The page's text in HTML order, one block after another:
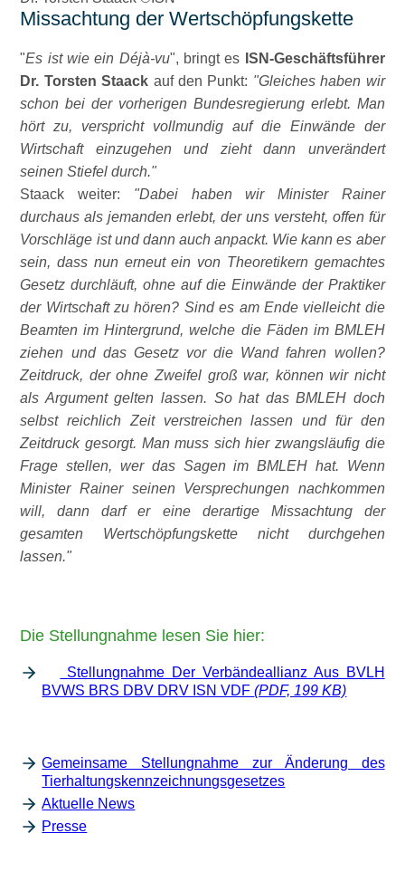
Missachtung der Wertschöpfungskette
Es ist wie ein Déjà-vu , bringt es ISN-Geschäftsführer
Dr. Torsten Staack auf den Punkt:
Gleiches haben wir
schon bei der vorherigen Bundesregierung erlebt. Man
hört zu, verspricht vollmundig auf die Einwände der
Wirtschaft einzugehen und zieht dann unverändert
seinen Stiefel durch.
Staack weiter:
Dabei haben wir Minister Rainer
durchaus als jemanden erlebt, der uns versteht, offen für
Vorschläge ist und dann auch anpackt. Wie kann es aber
sein, dass nun erneut ein von Theoretikern gemachtes
Gesetz durchläuft, ohne auf die Einwände der Praktiker
der Wirtschaft zu hören? Sind es am Ende vielleicht die
Beamten im Hintergrund, welche die Fäden im BMLEH
ziehen und das Gesetz vor die Wand fahren wollen?
Zeitdruck, der ohne Zweifel groß war, können wir nicht
als Argument gelten lassen. So hat das BMLEH doch
selbst reichlich Zeit verstreichen lassen und für den
Zeitdruck gesorgt. Man muss sich hier zwangsläufig die
Frage stellen, wer das Sagen im BMLEH hat. Wenn
Minister Rainer seinen Versprechungen nachkommen
will, dann darf er eine derartige Missachtung der
gesamten Wertschöpf­ungskette nicht durchgehen
lassen.
Die Stellungnahme lesen Sie hier:
Stellungnahme Der Verbändeallianz Aus BVLH
BVWS BRS DBV DRV ISN VDF(PDF, 199 KB)
Gemeinsame Stellungnahme zur Änderung des
Tierhaltungskennzeichnungsgesetzes
Aktuelle News
Presse